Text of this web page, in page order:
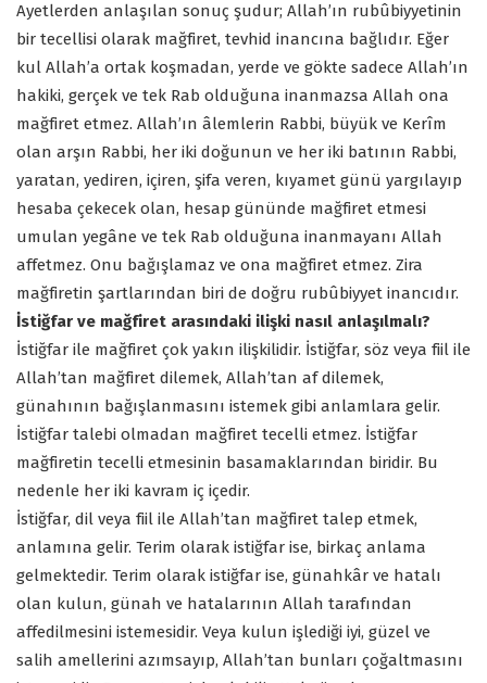
Ayetlerden anlaşılan sonuç şudur; Allah’ın rubûbiyyetinin
bir tecellisi olarak mağfiret, tevhid inancına bağlıdır. Eğer
kul Allah’a ortak koşmadan, yerde ve gökte sadece Allah’ın
hakiki, gerçek ve tek Rab olduğuna inanmazsa Allah ona
mağfiret etmez. Allah’ın âlemlerin Rabbi, büyük ve Kerîm
olan arşın Rabbi, her iki doğunun ve her iki batının Rabbi,
yaratan, yediren, içiren, şifa veren, kıyamet günü yargılayıp
hesaba çekecek olan, hesap gününde mağfiret etmesi
umulan yegâne ve tek Rab olduğuna inanmayanı Allah
affetmez. Onu bağışlamaz ve ona mağfiret etmez. Zira
mağfiretin şartlarından biri de doğru rubûbiyyet inancıdır.
İstiğfar ve mağfiret arasındaki ilişki nasıl anlaşılmalı?
İstiğfar ile mağfiret çok yakın ilişkilidir. İstiğfar, söz veya fiil ile
Allah’tan mağfiret dilemek, Allah’tan af dilemek,
günahının bağışlanmasını istemek gibi anlamlara gelir.
İstiğfar talebi olmadan mağfiret tecelli etmez. İstiğfar
mağfiretin tecelli etmesinin basamaklarından biridir. Bu
nedenle her iki kavram iç içedir.
İstiğfar, dil veya fiil ile Allah’tan mağfiret talep etmek,
anlamına gelir. Terim olarak istiğfar ise, birkaç anlama
gelmektedir. Terim olarak istiğfar ise, günahkâr ve hatalı
olan kulun, günah ve hatalarının Allah tarafından
affedilmesini istemesidir. Veya kulun işlediği iyi, güzel ve
salih amellerini azımsayıp, Allah’tan bunları çoğaltmasını